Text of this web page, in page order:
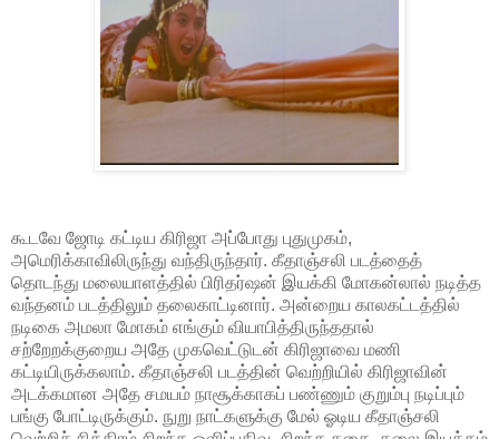
கூடவே ஜோடி கட்டிய கிரிஜா அப்போது புதுமுகம்,
அமெரிக்காவிலிருந்து வந்திருந்தார். கீதாஞ்சலி படத்தைத்
தொடந்து மலையாளத்தில் பிரிதர்ஷன் இயக்கி மோகன்லால் நடித்த
வந்தனம் படத்திலும் தலைகாட்டினார். அன்றைய காலகட்டத்தில்
நடிகை அமலா மோகம் எங்கும் வியாபித்திருந்ததால்
சற்றேறக்குறைய அதே முகவெட்டுடன் கிரிஜாவை மணி
கட்டியிருக்கலாம். கீதாஞ்சலி படத்தின் வெற்றியில் கிரிஜாவின்
அடக்கமான அதே சமயம் நாசூக்காகப் பண்ணும் குறும்பு நடிப்பும்
பங்கு போட்டிருக்கும். நுறு நாட்களுக்கு மேல் ஓடிய கீதாஞ்சலி